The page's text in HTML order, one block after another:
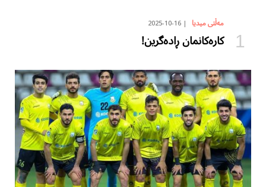
مەڵتی میدیا 2025-10-16
کارەکانمان ڕادەگرین!